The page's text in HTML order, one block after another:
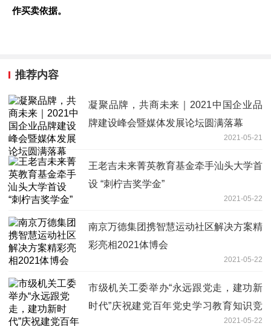
作买卖依据。
推荐内容
凝聚品牌，共商未来｜2021中国企业品
牌建设峰会暨媒体发展论坛圆满落幕
2021-05-21
王老吉未来菁英教育基金牵手汕头大学首
设 “刺柠吉奖学金”
2021-05-22
南京万德集团携智慧运动社区解决方案精
彩亮相2021体博会
2021-05-22
市级机关工委举办“永远跟党走，建功新
时代”庆祝建党百年党史学习教育知识竞
2021-05-22